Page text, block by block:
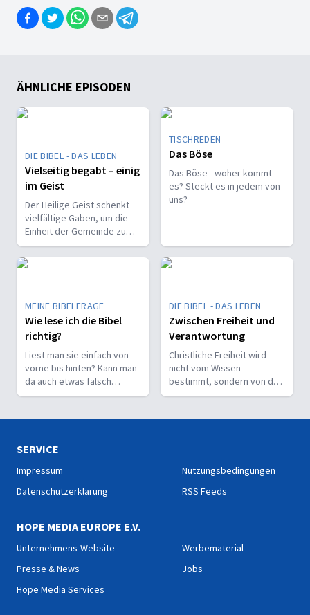
ÄHNLICHE EPISODEN
DIE BIBEL - DAS LEBEN
Vielseitig begabt – einig
im Geist
Der Heilige Geist schenkt
vielfältige Gaben, um die
Einheit der Gemeinde zu
stärken und sie zu
befähigen, Christus vor den
Menschen zu bekennen.
TISCHREDEN
Das Böse
Das Böse - woher kommt
es? Steckt es in jedem von
uns?
MEINE BIBELFRAGE
Wie lese ich die Bibel
richtig?
Liest man sie einfach von
vorne bis hinten? Kann man
da auch etwas falsch
machen? Wie interpretiert
DIE BIBEL - DAS LEBEN
Zwischen Freiheit und
Verantwortung
Christliche Freiheit wird
nicht vom Wissen
bestimmt, sondern von der
Beziehung zum Nächsten –
SERVICE
Impressum
Datenschutzerklärung
Nutzungsbedingungen
RSS Feeds
HOPE MEDIA EUROPE E.V.
Unternehmens-Website
Presse & News
Hope Media Services
Werbematerial
Jobs